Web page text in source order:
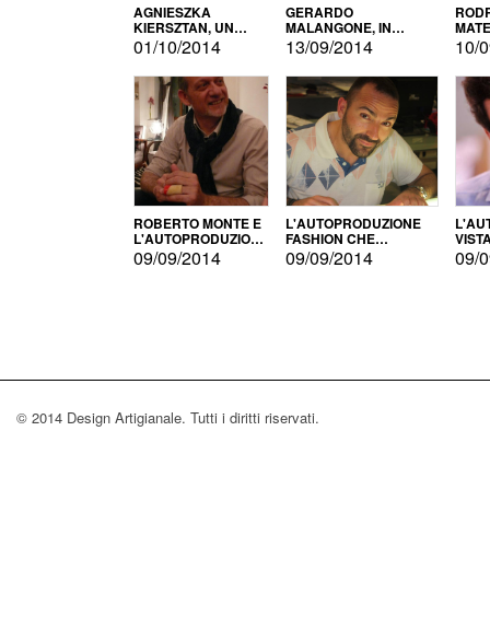
AGNIESZKA
KIERSZTAN, UN
MODELLO DI
AUTOPRODUZIONE
01/10/2014
GERARDO
MALANGONE, IN
GIURIA PER IL
CONCORSO
LETTERARIO
13/09/2014 10/
ROBERTO MONTE E
L'AUTOPRODUZIONE
CON IL CENSIMENTO
09/09/2014
L'AUTOPRODUZIONE
FASHION CHE
CONQUISTA GLI USA
09/09/2014 09/
© 2014 Design Artigianale. Tutti i diritti riservati.